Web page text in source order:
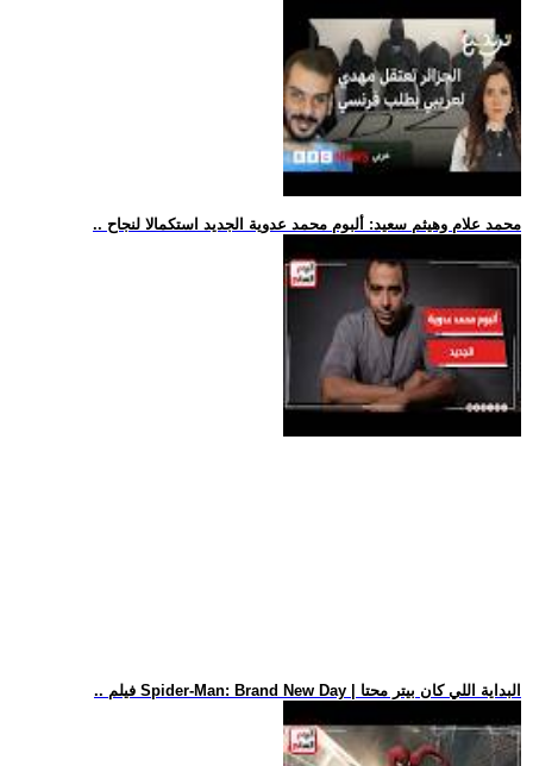
.. محمد علام وهيثم سعيد: ألبوم محمد عدوية الجديد استكمالا لنجاح
.. فيلم Spider-Man: Brand New Day | البداية اللي كان بيتر محتا